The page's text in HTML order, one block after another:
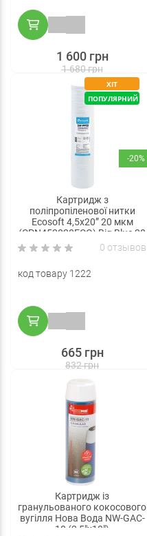
1 680 грн
1 600 грн
-20%
ХІТ
ПОПУЛЯРНИЙ
Картридж з
поліпропіленової нитки
Ecosoft 4,5x20” 20 мкм
(CPN452020ECO) Big Blue 20
0 отзывов
код товару 1222
832 грн
665 грн
Картридж із
гранульованого кокосового
вугілля Нова Вода NW-GAC-
10 (2,5"х10")